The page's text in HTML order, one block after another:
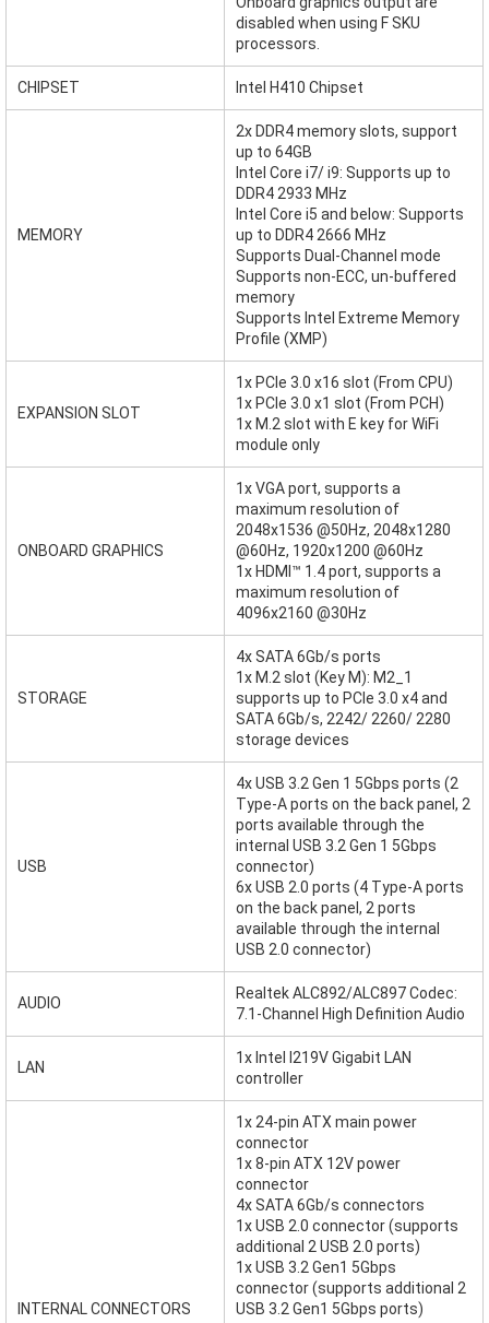
disabled when using F SKU
processors.
CHIPSET Intel H410 Chipset
MEMORY
2x DDR4 memory slots, support
up to 64GB
Intel Core i7/ i9: Supports up to
DDR4 2933 MHz
Intel Core i5 and below: Supports
up to DDR4 2666 MHz
Supports Dual-Channel mode
Supports non-ECC, un-buffered
memory
Supports Intel Extreme Memory
Profile (XMP)
EXPANSION SLOT
1x PCIe 3.0 x16 slot (From CPU)
1x PCIe 3.0 x1 slot (From PCH)
1x M.2 slot with E key for WiFi
module only
ONBOARD GRAPHICS
1x VGA port, supports a
maximum resolution of
2048x1536 @50Hz, 2048x1280
@60Hz, 1920x1200 @60Hz
1x HDMI™ 1.4 port, supports a
maximum resolution of
4096x2160 @30Hz
STORAGE
4x SATA 6Gb/s ports
1x M.2 slot (Key M): M2_1
supports up to PCIe 3.0 x4 and
SATA 6Gb/s, 2242/ 2260/ 2280
storage devices
USB
4x USB 3.2 Gen 1 5Gbps ports (2
Type-A ports on the back panel, 2
ports available through the
internal USB 3.2 Gen 1 5Gbps
connector)
6x USB 2.0 ports (4 Type-A ports
on the back panel, 2 ports
available through the internal
USB 2.0 connector)
AUDIO
Realtek ALC892/ALC897 Codec:
7.1-Channel High Definition Audio
LAN
1x Intel I219V Gigabit LAN
controller
INTERNAL CONNECTORS
1x 24-pin ATX main power
connector
1x 8-pin ATX 12V power
connector
4x SATA 6Gb/s connectors
1x USB 2.0 connector (supports
additional 2 USB 2.0 ports)
1x USB 3.2 Gen1 5Gbps
connector (supports additional 2
USB 3.2 Gen1 5Gbps ports)